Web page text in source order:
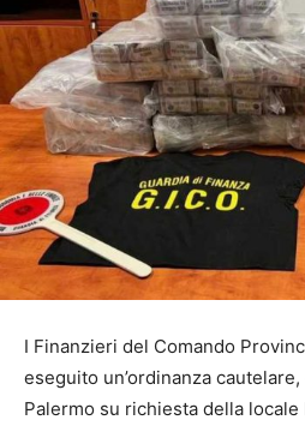
I Finanzieri del Comando
eseguito un’ordinanza
Palermo su richiesta della